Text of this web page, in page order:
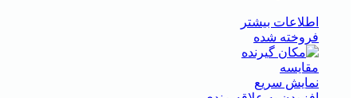
اطلاعات بیشتر
فروخته شده
مقايسه
نمایش سریع